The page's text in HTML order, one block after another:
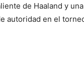
de Haaland y
autoridad en el